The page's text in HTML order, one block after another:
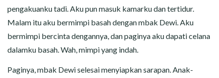
pengakuanku tadi. Aku pun masuk kamarku dan tertidur.
Malam itu aku bermimpi basah dengan mbak Dewi. Aku
bermimpi bercinta dengannya, dan paginya aku dapati celana
dalamku basah. Wah, mimpi yang indah.
Paginya, mbak Dewi selesai menyiapkan sarapan. Anak-